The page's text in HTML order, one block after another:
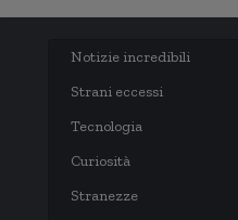
Notizie incredibili
Strani eccessi
Tecnologia
Curiosità
Stranezze